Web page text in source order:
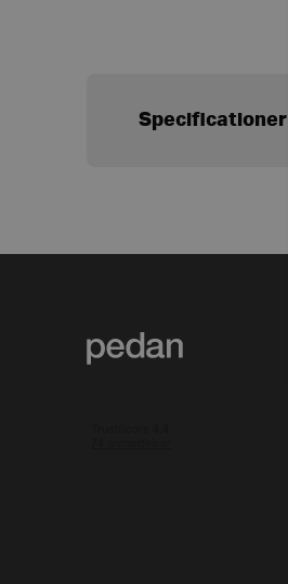
Specificationer